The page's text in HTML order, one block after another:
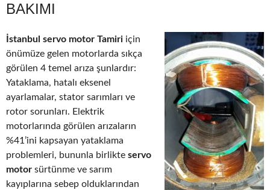
BAKIMI
İstanbul servo motor Tamiri için
önümüze gelen motorlarda sıkça
görülen 4 temel arıza şunlardır:
Yataklama, hatalı eksenel
ayarlamalar, stator sarımları ve
rotor sorunları. Elektrik
motorlarında görülen arızaların
%41’ini kapsayan yataklama
problemleri, bununla birlikte servo
motor sürtünme ve sarım
kayıplarına sebep olduklarından